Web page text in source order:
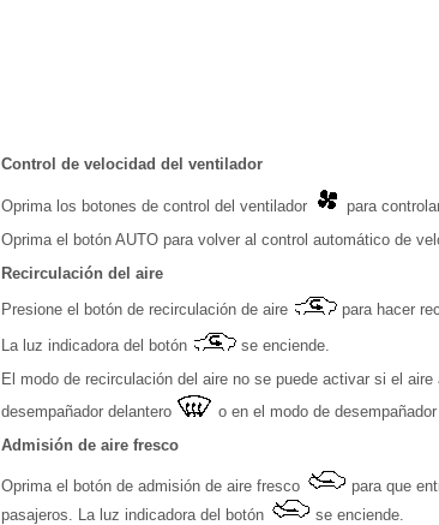
Control de velocidad del ventilador
Oprima los botones de control del ventilador
para
Oprima el botón AUTO para volver al control automático de
Recirculación del aire
Presione el botón de recirculación de aire
para hacer
La luz indicadora del botón
se enciende.
El modo de recirculación del aire no se puede activar si el
desempañador delantero
o en el modo de
Admisión de aire fresco
Oprima el botón de admisión de aire fresco
para que
pasajeros. La luz indicadora del botón
se enciende.